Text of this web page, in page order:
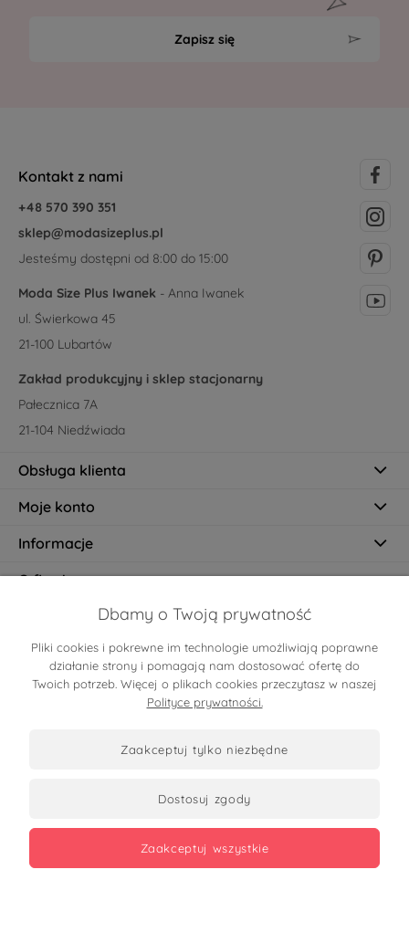
Zapisz się
Kontakt z nami
+48 570 390 351
sklep@modasizeplus.pl
Jesteśmy dostępni od 8:00 do 15:00
Moda Size Plus Iwanek - Anna Iwanek
ul. Świerkowa 45
21-100 Lubartów
Zakład produkcyjny i sklep stacjonarny
Pałecznica 7A
21-104 Niedźwiada
Obsługa klienta
Moje konto
Informacje
O firmie
Certyfikaty
Dbamy o Twoją prywatność
Pliki cookies i pokrewne im technologie umożliwiają poprawne
działanie strony i pomagają nam dostosować ofertę do
Twoich potrzeb. Więcej o plikach cookies przeczytasz w naszej
Polityce prywatności.
zaakceptuj tylko niezbędne
dostosuj zgody
zaakceptuj wszystkie